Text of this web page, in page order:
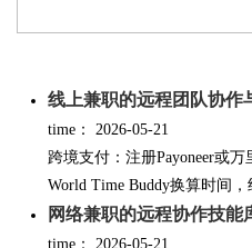
线上兼职的远程团队协作
time：
2026-05-21
跨境支付：注册Payoneer或
World Time Buddy换算时间
网络兼职的远程协作技能
time：
2026-05-21